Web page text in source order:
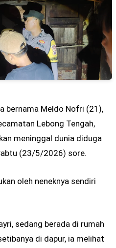
bernama Meldo Nofri (21),
Lebong Tengah,
meninggal dunia diduga
(23/5/2026) sore.
oleh neneknya sendiri
sedang berada di rumah
di dapur, ia melihat